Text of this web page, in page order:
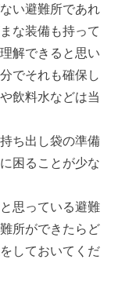
い避難所であれ
な装備も持って
解できると思い
でそれも確保し
飲料水などは当
ち出し袋の準備
困ることが少な
思っている避難
所ができたらど
しておいてくだ